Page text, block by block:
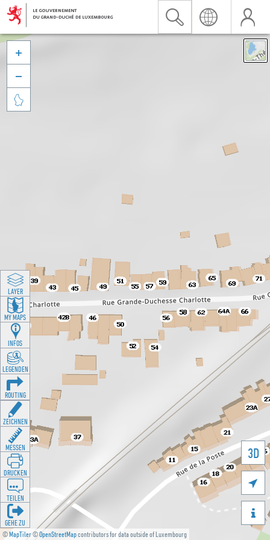
©MapTiler©OpenStreetMapcontributors for data outside of Luxembourg
3D





LAYER
MY MAPS
INFOS
LEGENDEN
ROUTING
ZEICHNEN
MESSEN
DRUCKEN
TEILEN
GEHE ZU